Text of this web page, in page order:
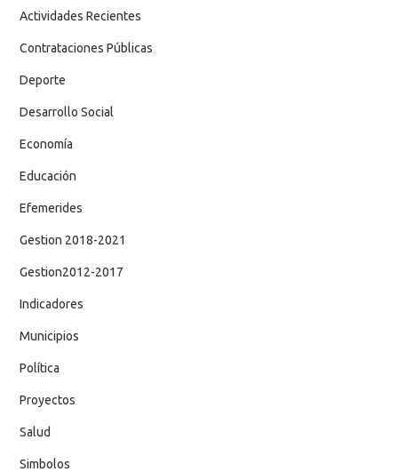
Actividades Recientes
Contrataciones Públicas
Deporte
Desarrollo Social
Economía
Educación
Efemerides
Gestion 2018-2021
Gestion2012-2017
Indicadores
Municipios
Política
Proyectos
Salud
Simbolos